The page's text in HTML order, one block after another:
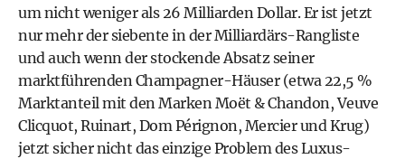
um nicht weniger als 26 Milliarden Dollar. Er ist jetzt
nur mehr der siebente in der Milliardärs-Rangliste
und auch wenn der stockende Absatz seiner
marktführenden Champagner-Häuser (etwa 22,5 %
Marktanteil mit den Marken Moët & Chandon, Veuve
Clicquot, Ruinart, Dom Pérignon, Mercier und Krug)
jetzt sicher nicht das einzige Problem des Luxus-